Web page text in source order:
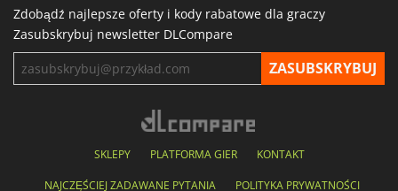
Zdobądź najlepsze oferty i kody rabatowe dla graczy
Zasubskrybuj newsletter DLCompare
SKLEPY PLATFORMA GIER KONTAKT
NAJCZĘŚCIEJ ZADAWANE PYTANIA POLITYKA PRYWATNOŚCI